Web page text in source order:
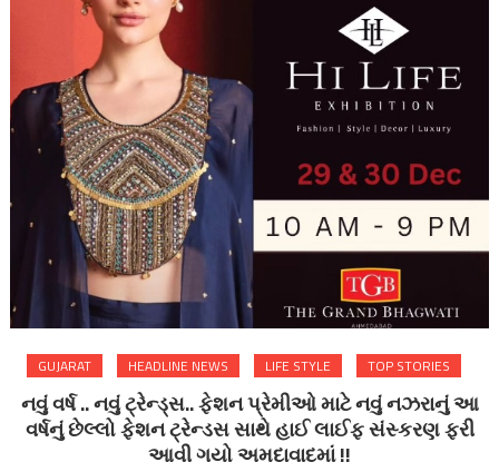
GUJARAT HEADLINE NEWS LIFE STYLE TOP STORIES
નવું વર્ષ .. નવું ટ્રેન્ડ્સ.. ફેશન પ્રેમીઓ માટે નવું નઝરાનું આ
વર્ષનું છેલ્લો ફેશન ટ્રેન્ડસ સાથે હાઈ લાઈફ સંસ્કરણ ફરી
આવી ગયો અમદાવાદમાં !!